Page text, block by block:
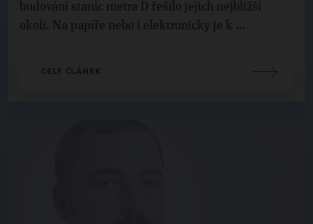
budování stanic metra D řešilo jejich nejbližší
okolí. Na papíře nebo i elektronicky je k ...
CELÝ ČLÁNEK